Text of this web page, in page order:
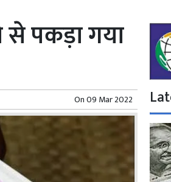
पकड़ा गया
On09 Mar 2022